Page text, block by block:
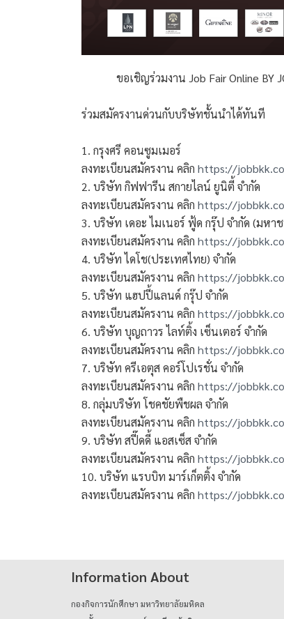
ขอเชิญร่วมงาน Job Fair Online
ร่วมสมัครงานด่วนกับบริษัทชั้นนำได้ทันที
1. กรุงศรี คอนซูมเมอร์
ลงทะเบียนสมัครงาน คลิก https://
2. บริษัท กิฟฟารีน สกายไลน์ ยูนิตี้ จำกัด
ลงทะเบียนสมัครงาน คลิก https://
3. บริษัท เดอะ ไมเนอร์ ฟู้ด กรุ๊ป จำกัด (มหา
ลงทะเบียนสมัครงาน คลิก https://
4. บริษัท ไดโช(ประเทศไทย) จำกัด
ลงทะเบียนสมัครงาน คลิก https://
5. บริษัท แฮปปี้แลนด์ กรุ๊ป จำกัด
ลงทะเบียนสมัครงาน คลิก https://
6. บริษัท บุญถาวร ไลท์ติ้ง เซ็นเตอร์ จำกัด
ลงทะเบียนสมัครงาน คลิก https://
7. บริษัท ครีเอตุส คอร์โปเรชั่น จำกัด
ลงทะเบียนสมัครงาน คลิก https://
8. กลุ่มบริษัท โชคชัยพืชผล จำกัด
ลงทะเบียนสมัครงาน คลิก https://
9. บริษัท สปี๊ดดี้ แอสเซ็ส จำกัด
ลงทะเบียนสมัครงาน คลิก https://
10. บริษัท แรบบิท มาร์เก็ตติ้ง จำกัด
ลงทะเบียนสมัครงาน คลิก https://
Information About
กองกิจการนักศึกษา มหาวิทยาลัยมหิดล